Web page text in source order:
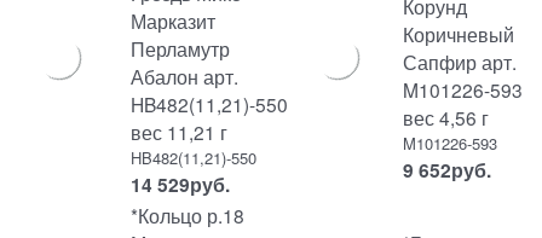
Марказит
Перламутр
Абалон арт.
HB482(11,21)-550
вес 11,21 г
HB482(11,21)-550
14 529руб.
Корунд
Коричневый
Сапфир арт.
M101226-593
вес 4,56 г
M101226-593
9 652руб.
*Кольцо р.18